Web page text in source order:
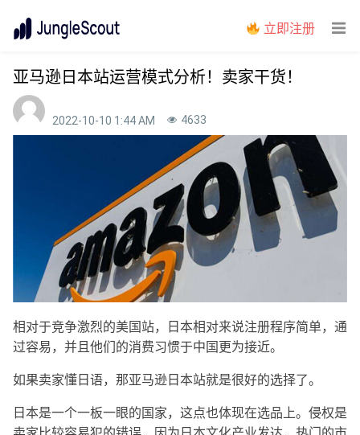
立即注册
亚马逊日本站运营模式分析！卖家干货！
2022-10-10 1:44 AM 4633
相对于竞争激烈的美国站，日本相对来说注册程序简单，通
过容易，并且他们的消费习惯于中国更为接近。
如果卖家懂日语，那亚马逊日本站就是很好的选择了。
日本是一个一板一眼的国家，这点也体现在选品上。侵权是